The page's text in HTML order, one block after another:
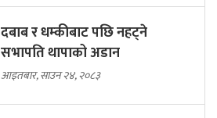
दबाब र धम्कीबाट पछि नहट्ने
सभापति थापाको अडान
आइतबार, साउन २४, २०८३